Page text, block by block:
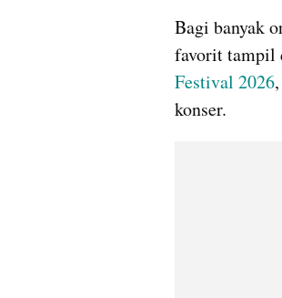
Bagi banyak
favorit tampil
Festival 2026
konser.